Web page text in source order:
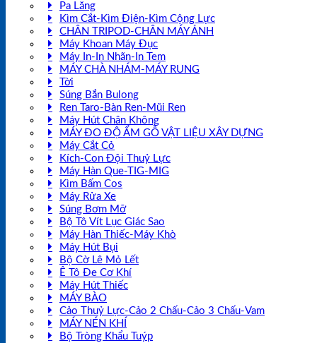
Pa Lăng
Kìm Cắt-Kìm Điện-Kìm Cộng Lực
CHÂN TRIPOD-CHÂN MÁY ẢNH
Máy Khoan Máy Đục
Máy In-In Nhãn-In Tem
MÁY CHÀ NHÁM-MÁY RUNG
Tời
Súng Bắn Bulong
Ren Taro-Bàn Ren-Mũi Ren
Máy Hút Chân Không
MÁY ĐO ĐỘ ẨM GỖ VẬT LIỆU XÂY DỰNG
Máy Cắt Cỏ
Kích-Con Đội Thuỷ Lực
Máy Hàn Que-TIG-MIG
Kìm Bấm Cos
Máy Rửa Xe
Súng Bơm Mỡ
Bộ Tô Vít Lục Giác Sao
Máy Hàn Thiếc-Máy Khò
Máy Hút Bụi
Bộ Cờ Lê Mỏ Lết
Ê Tô Đe Cơ Khí
Máy Hút Thiếc
MÁY BÀO
Cảo Thuỷ Lực-Cảo 2 Chấu-Cảo 3 Chấu-Vam
MÁY NÉN KHÍ
Bộ Tròng Khẩu Tuýp